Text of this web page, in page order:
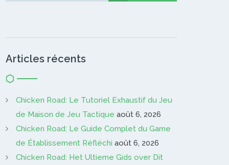
Articles récents
Chicken Road: Le Tutoriel Exhaustif du Jeu
de Maison de Jeu Tactique août 6, 2026
Chicken Road: Le Guide Complet du Game
de Établissement Réfléchi août 6, 2026
Chicken Road: Het Ultieme Gids over Dit